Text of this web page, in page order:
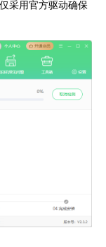
采用官方驱动确保